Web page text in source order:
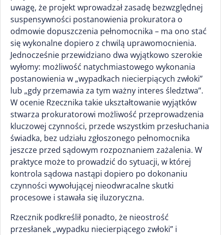
uwagę, że projekt wprowadzał zasadę bezwzględnej
suspensywności postanowienia prokuratora o
odmowie dopuszczenia pełnomocnika – ma ono stać
się wykonalne dopiero z chwilą uprawomocnienia.
Jednocześnie przewidziano dwa wyjątkowo szerokie
wyłomy: możliwość natychmiastowego wykonania
postanowienia w „wypadkach niecierpiących zwłoki”
lub „gdy przemawia za tym ważny interes śledztwa”.
W ocenie Rzecznika takie ukształtowanie wyjątków
stwarza prokuratorowi możliwość przeprowadzenia
kluczowej czynności, przede wszystkim przesłuchania
świadka, bez udziału zgłoszonego pełnomocnika
jeszcze przed sądowym rozpoznaniem zażalenia. W
praktyce może to prowadzić do sytuacji, w której
kontrola sądowa nastąpi dopiero po dokonaniu
czynności wywołującej nieodwracalne skutki
procesowe i stawała się iluzoryczna.
Rzecznik podkreślił ponadto, że nieostrość
przesłanek „wypadku niecierpiącego zwłoki” i